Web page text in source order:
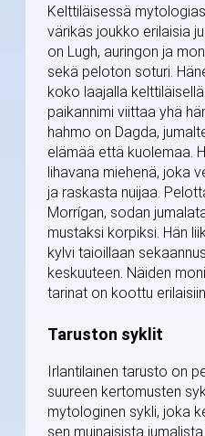
Kelttiläisessä
värikäs joukko erilaisia
on Lugh, auringon ja
sekä peloton soturi.
koko laajalla
paikannimi viittaa yhä
hahmo on Dagda,
elämää että kuolemaa.
lihavana miehenä, joka
ja raskasta nuijaa.
Morrígan, sodan
mustaksi korpiksi. Hän
kylvi taioillaan
keskuuteen. Näiden
tarinat on koottu
Taruston syklit
Irlantilainen tarusto on
suureen kertomusten
mytologinen sykli, joka
sen muinaisista